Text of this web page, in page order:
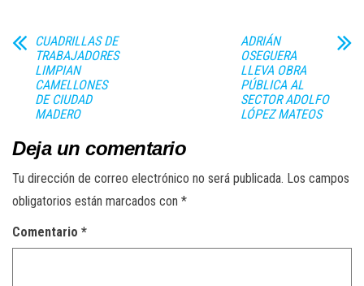
CUADRILLAS DE
TRABAJADORES
LIMPIAN
CAMELLONES
DE CIUDAD
MADERO
ADRIÁN
OSEGUERA
LLEVA OBRA
PÚBLICA AL
SECTOR ADOLFO
LÓPEZ MATEOS
Deja un comentario
Tu dirección de correo electrónico no será publicada. Los campos
obligatorios están marcados con *
Comentario *